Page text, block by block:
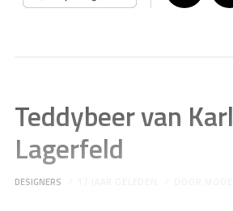
Teddybeer van Karl
Lagerfeld
DESIGNERS